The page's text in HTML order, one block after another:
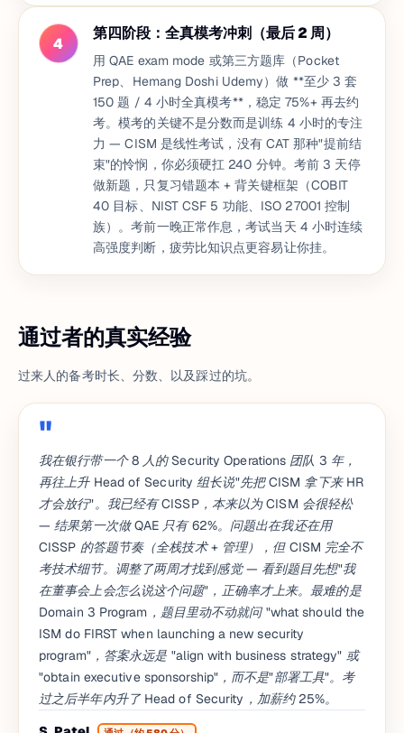
4
第四阶段：全真模考冲刺（最后 2 周）
用 QAE exam mode 或第三方题库（Pocket
Prep、Hemang Doshi Udemy）做 **至少 3 套
150 题 / 4 小时全真模考**，稳定 75%+ 再去约
考。模考的关键不是分数而是训练 4 小时的专注
力 — CISM 是线性考试，没有 CAT 那种"提前结
束"的怜悯，你必须硬扛 240 分钟。考前 3 天停
做新题，只复习错题本 + 背关键框架（COBIT
40 目标、NIST CSF 5 功能、ISO 27001 控制
族）。考前一晚正常作息，考试当天 4 小时连续
高强度判断，疲劳比知识点更容易让你挂。
通过者的真实经验
过来人的备考时长、分数、以及踩过的坑。
我在银行带一个 8 人的 Security Operations 团队 3 年，
再往上升 Head of Security 组长说"先把 CISM 拿下来 HR
才会放行"。我已经有 CISSP，本来以为 CISM 会很轻松
— 结果第一次做 QAE 只有 62%。问题出在我还在用
CISSP 的答题节奏（全栈技术 + 管理），但 CISM 完全不
考技术细节。调整了两周才找到感觉 — 看到题目先想"我
在董事会上会怎么说这个问题"，正确率才上来。最难的是
Domain 3 Program，题目里动不动就问 "what should the
ISM do FIRST when launching a new security
program"，答案永远是 "align with business strategy" 或
"obtain executive sponsorship"，而不是"部署工具"。考
过之后半年内升了 Head of Security，加薪约 25%。